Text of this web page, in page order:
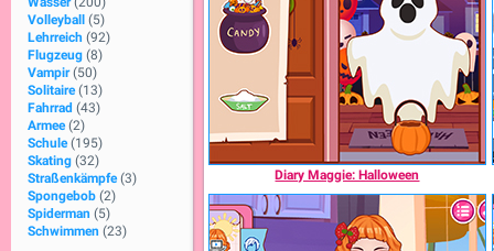
Volleyball
(5)
Lehrreich (92)
Flugzeug (8)
Vampir (50)
Solitaire (13)
Fahrrad (43)
Armee (2)
Schule (195)
Skating (32)
Straßenkämpfe (3)
Spongebob (2)
Spiderman (5)
Schwimmen (23)
Diary Maggie: Halloween